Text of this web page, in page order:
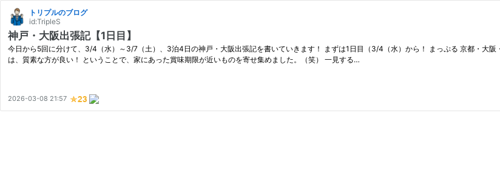
トリプルのブログ
id:TripleS
神戸・大阪出張記【1日目】
今日から5回に分けて、3/4（水）～3/7（土）、3泊4日の神戸・大阪出張記を書いていきます！ まずは1日目（3/4（水）から！ まっぷる 京都・大
は、質素な方が良い！ ということで、家にあった賞味期限が近いものを寄せ集めました。（笑） 一見する…
2026-03-08 21:57